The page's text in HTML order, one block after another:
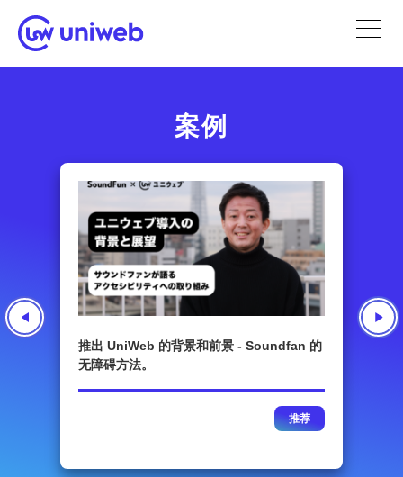
案例
推出 UniWeb 的背景和前景 - Soundfan 的
无障碍方法。
推荐